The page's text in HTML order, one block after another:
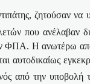
ζητούσαν να
που ανέλαβαν
ΦΠΑ. Η ανωτέρω
αυτοδικαίως
από την υποβολή